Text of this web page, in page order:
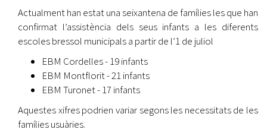
Actualment han estat una seixantena de famílies les que han
confirmat l’assistència dels seus infants a les diferents
escoles bressol municipals a partir de l’1 de juliol
EBM Cordelles - 19 infants
EBM Montflorit - 21 infants
EBM Turonet - 17 infants
Aquestes xifres podrien variar segons les necessitats de les
famílies usuàries.